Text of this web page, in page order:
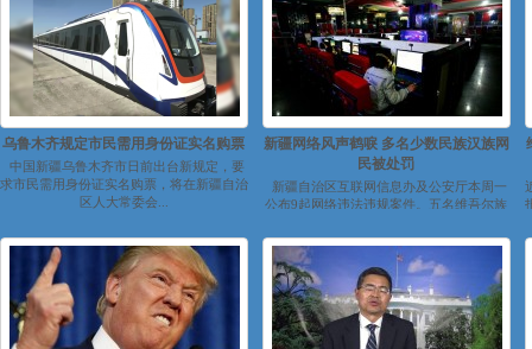
乌鲁木齐规定市民需用身份证实名购票
中国新疆乌鲁木齐市日前出台新规定，要
求市民需用身份证实名购票，将在新疆自治
区人大常委会...
新疆网络风声鹤唳 多名少数民族汉族网
民被处罚
新疆自治区互联网信息办及公安厅本周一
公布9起网络违法违规案件。五名维吾尔族